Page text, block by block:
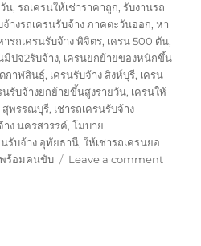
น,รถเครนให้เช่าราคาถูก,รับงานรถ
จ้างรถเครนรับจ้าง ภาคตะวันออก,หา
ารถเครนรับจ้าง พิจิตร, เครน 500 ตัน,
มีปจ2รับจ้าง, เครนยกย้ายของหนักขึ้น
กาฬสินธุ์, เครนรับจ้าง สิงห์บุรี, เครน
นรับจ้างยกย้ายขึ้นสูงรายวัน, เครนให้
สุพรรณบุรี, เช่ารถเครนรับจ้าง
าง นครสวรรค์,โมบาย
รับจ้าง อุทัยธานี,ให้เช่ารถเครนยอ
พร้อมคนขับ Leave a commenton